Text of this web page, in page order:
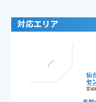
対応エリア